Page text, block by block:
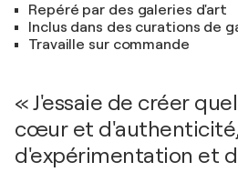
Repéré par des galeries d'art
Inclus dans des curations de
Travaille sur commande
« J'essaie de créer
cœur et
d'expérimentation et